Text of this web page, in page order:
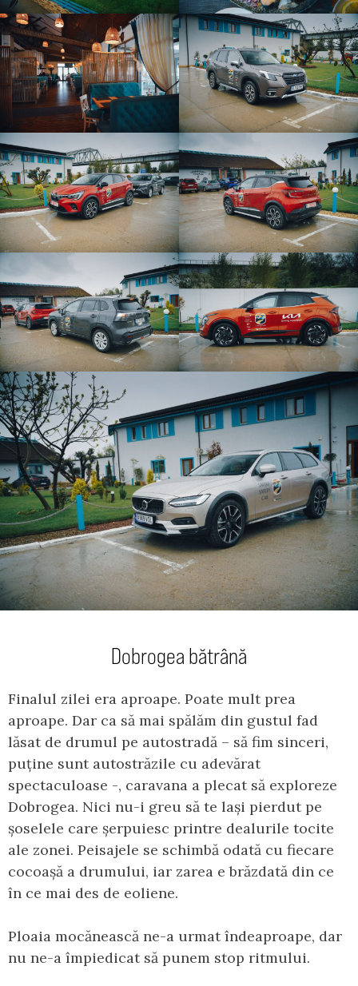
Dobrogea bătrână
Finalul zilei era aproape. Poate mult prea
aproape. Dar ca să mai spălăm din gustul fad
lăsat de drumul pe autostradă – să fim sinceri,
puține sunt autostrăzile cu adevărat
spectaculoase -, caravana a plecat să exploreze
Dobrogea. Nici nu-i greu să te lași pierdut pe
șoselele care șerpuiesc printre dealurile tocite
ale zonei. Peisajele se schimbă odată cu fiecare
cocoașă a drumului, iar zarea e brăzdată din ce
în ce mai des de eoliene.
Ploaia mocănească ne-a urmat îndeaproape, dar
nu ne-a împiedicat să punem stop ritmului.